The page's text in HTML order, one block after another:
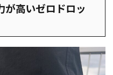
が高いゼロドロッ